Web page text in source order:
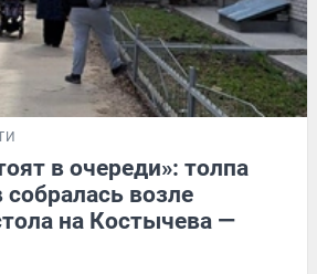
в очереди»: толпа
возле
на Костычева —